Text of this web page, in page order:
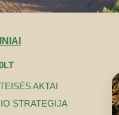
AKTAI
STRATEGIJA